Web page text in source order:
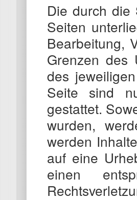
Die durch die
Seiten
Bearbeitung,
Grenzen des
des
Seite sind
gestattet.
wurden,
werden
auf eine
einen